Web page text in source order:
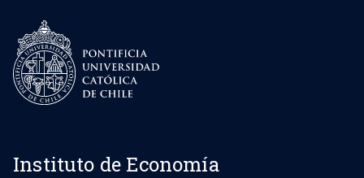
Instituto de Economía